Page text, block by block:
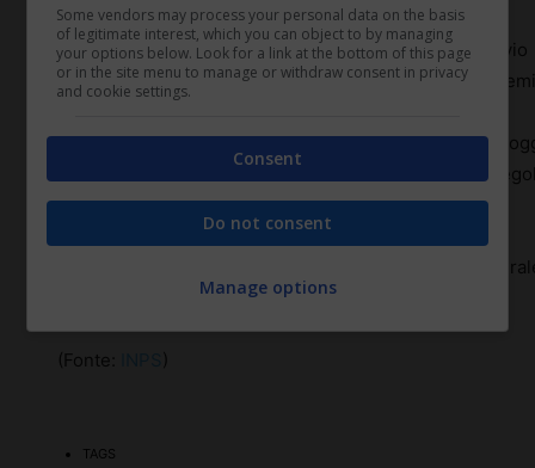
Si precisa, altresì, che – per il calcolo dello
l’aliquota in vigore nel mese di corresponsione del
Si ricorda, inoltre, che la fruizione del beneficio
comma 1175, della legge n. 296/2006 in materia di
economica degli accordi e contratti collettivi.
Si rinvia per il resto delle informazioni al testo
Allegato n. 1) consultabili cliccando sui link.
(Fonte: )
TAGS
Some vendors may process your personal data on the basis
of legitimate interest, which you can object to by managing
your options below. Look for a link at the bottom of this page
or in the site menu to manage or withdraw consent in privacy
and cookie settings.
Consent
Do not consent
Manage options